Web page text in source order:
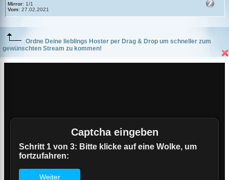
Mirror: 1/1
Vom: 27.02.2021
Ordne Deine lieblings Hoster per Drag & Drop um schneller zum
gewünschten Stream zu kommen!